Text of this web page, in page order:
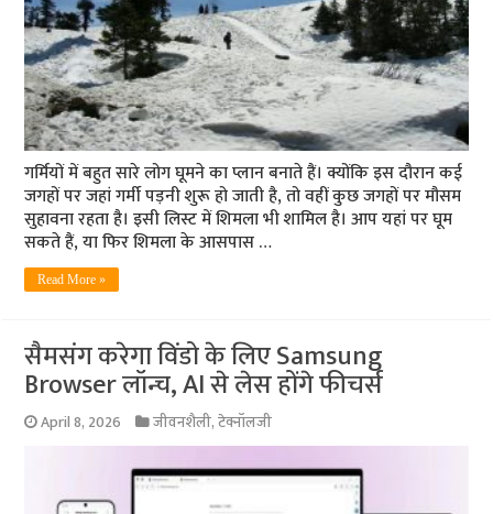
गर्मियों में बहुत सारे लोग घूमने का प्लान बनाते हैं। क्योंकि इस दौरान कई
जगहों पर जहां गर्मी पड़नी शुरू हो जाती है, तो वहीं कुछ जगहों पर मौसम
सुहावना रहता है। इसी लिस्ट में शिमला भी शामिल है। आप यहां पर घूम
सकते हैं, या फिर शिमला के आसपास …
Read More »
सैमसंग करेगा विंडो के लिए Samsung
Browser लॉन्च, AI से लेस होंगे फीचर्स
April 8, 2026 जीवनशैली,टेक्नॉलजी